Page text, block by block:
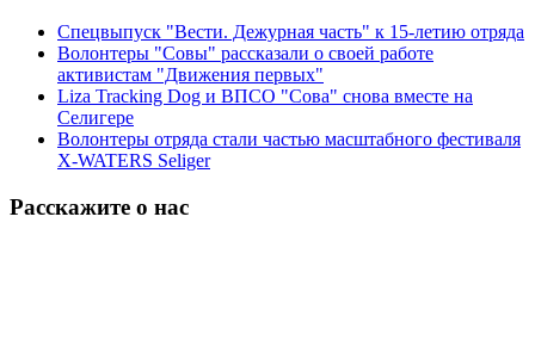
Спецвыпуск "Вести. Дежурная часть" к 15-летию отряда
Волонтеры "Совы" рассказали о своей работе
активистам "Движения первых"
Liza Tracking Dog и ВПСО "Сова" снова вместе на
Селигере
Волонтеры отряда стали частью масштабного фестиваля
X-WATERS Seliger
Расскажите о нас